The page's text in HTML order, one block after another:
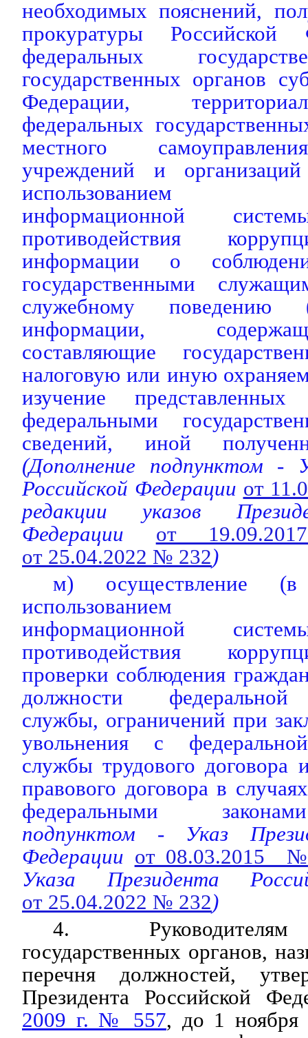
необходимых пояснений,
прокуратуры
федеральных
государственных органов
Федерации,
федеральных
местного
учреждений и
использованием
информационной
противодействия
информации о
государственными
служебному поведению
информации,
составляющие
налоговую или иную
изучение
федеральными
сведений, иной
(Дополнение подпунктом -
Российской Федерации от
редакции указов
Федерации от
от 25.04.2022 № 232)
м) осуществление
использованием
информационной
противодействия
проверки соблюдения
должности федеральной
службы, ограничений при
увольнения с
службы трудового договора
правового договора в
федеральными
подпунктом - Указ
Федерации от 08.03.2015
Указа Президента
от 25.04.2022 № 232)
4.
государственных органов,
перечня должностей,
Президента Российской
2009 г. № 557, до 1 ноября